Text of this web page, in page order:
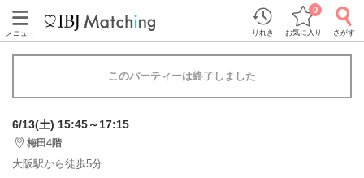
メニュー りれき お気に入り
0
さがす
このパーティーは終了しました
6/13(土) 15:45～17:15
梅田4階
大阪駅から徒歩5分